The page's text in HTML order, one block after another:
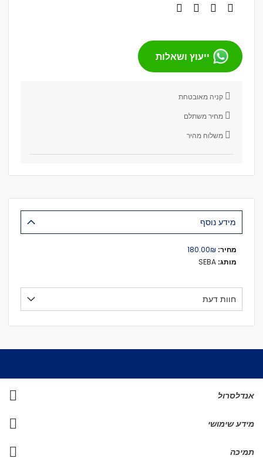
ייעוץ ושאלות
קניה מאובטחת
מחיר משתלם
משלוח מהיר
מידע נוסף
מידע
נוסף
₪‏180.00
חוות דעת
אנדלסרול
מידע שימושי
תמיכה